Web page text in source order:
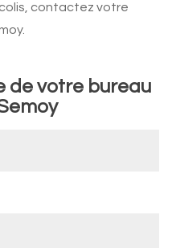
contactez votre
de votre bureau